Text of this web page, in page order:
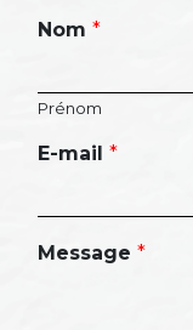
Nom *
Prénom
E-mail *
Message *